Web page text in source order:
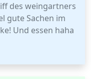
des weingartners
gute Sachen im
Und essen haha